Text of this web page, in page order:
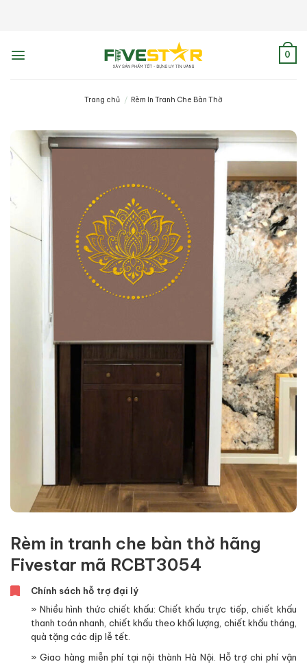
0
Trang chủ / Rèm In Tranh Che Bàn Thờ
Rèm in tranh che bàn thờ hãng
Fivestar mã RCBT3054
Chính sách hỗ trợ đại lý
» Nhiều hình thức chiết khấu: Chiết khấu trực tiếp, chiết khấu
thanh toán nhanh, chiết khấu theo khối lượng, chiết khấu tháng,
quà tặng các dịp lễ tết.
» Giao hàng miễn phí tại nội thành Hà Nội. Hỗ trợ chi phí vận